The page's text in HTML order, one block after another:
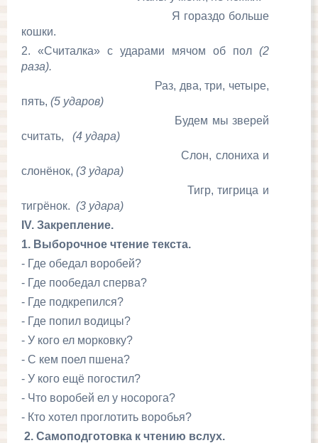
Я гораздо больше
кошки.
2. «Считалка» с ударами мячом об пол (2
раза).
Раз, два, три, четыре,
пять, (5 ударов)
Будем мы зверей
считать, (4 удара)
Слон, слониха и
слонёнок, (3 удара)
Тигр, тигрица и
тигрёнок. (3 удара)
IV. Закрепление.
1. Выборочное чтение текста.
- Где обедал воробей?
- Где пообедал сперва?
- Где подкрепился?
- Где попил водицы?
- У кого ел морковку?
- С кем поел пшена?
- У кого ещё погостил?
- Что воробей ел у носорога?
- Кто хотел проглотить воробья?
2. Самоподготовка к чтению вслух.